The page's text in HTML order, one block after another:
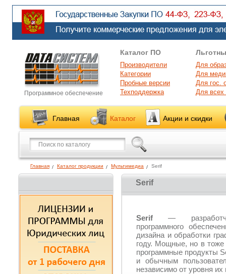
Программное обеспечение
Каталог ПО
Производители
Категории
Пробные версии
Техподдержка
Для
Для
Для гос.
Для
Главная Каталог Акции и скидки
Главная Каталог продукции Мультимедиа Serif
Serif
Serif—
программного
дизайна и обработки
году. Мощные, но в тоже
программные продукты
и обычным
независимо от уровня их